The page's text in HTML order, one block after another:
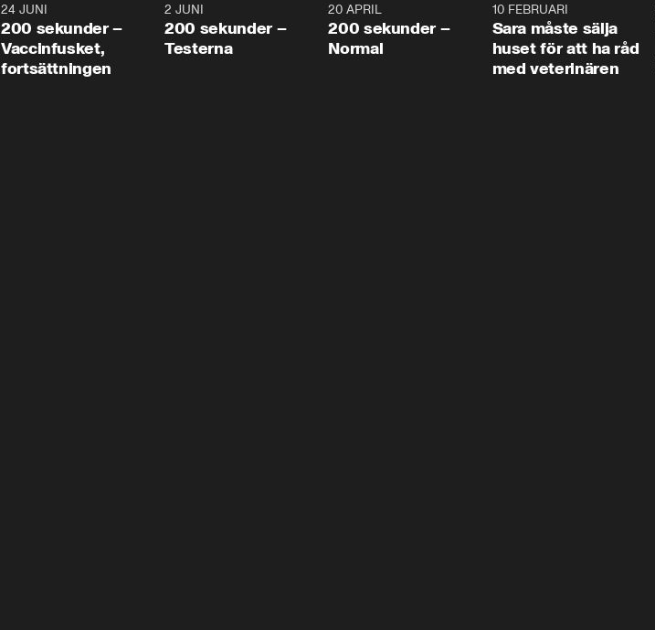
5:00
24 JUNI
200 sekunder –
Vaccinfusket,
fortsättningen
4:23
2 JUNI
200 sekunder –
Testerna
20 APRIL
200 sekunder –
Normal
10 FEBRUARI
Sara måste sälja
huset för att ha råd
med veterinären